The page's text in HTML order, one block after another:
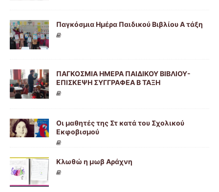
Παγκόσμια Ημέρα Παιδικού Βιβλίου Α τάξη
ΠΑΓΚΟΣΜΙΑ ΗΜΕΡΑ ΠΑΙΔΙΚΟΥ ΒΙΒΛΙΟΥ-
ΕΠΙΣΚΕΨΗ ΣΥΓΓΡΑΦΕΑ Β ΤΑΞΗ
Οι μαθητές της Στ κατά του Σχολικού
Εκφοβισμού
Κλωθώ η μωβ Αράχνη